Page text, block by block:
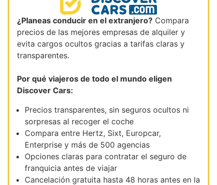
¿Planeas conducir en el extranjero? Compara
precios de las mejores empresas de alquiler y
evita cargos ocultos gracias a tarifas claras y
transparentes.
Por qué viajeros de todo el mundo eligen
Discover Cars:
Precios transparentes, sin seguros ocultos ni
sorpresas al recoger el coche
Compara entre Hertz, Sixt, Europcar,
Enterprise y más de 500 agencias
Opciones claras para contratar el seguro de
franquicia antes de viajar
Cancelación gratuita hasta 48 horas antes en la